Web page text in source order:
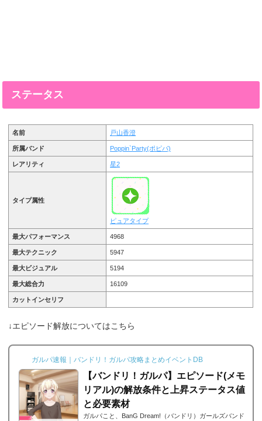
ステータス
名前 戸山香澄
所属バンド Poppin`Party(ポピパ)
レアリティ 星2
タイプ属性
ピュアタイプ
最大パフォーマンス 4968
最大テクニック 5947
最大ビジュアル 5194
最大総合力 16109
カットインセリフ
↓エピソード解放についてはこちら
ガルパ速報｜バンドリ！ガルパ攻略まとめイベントDB
【バンドリ！ガルパ】エピソード(メモ
リアル)の解放条件と上昇ステータス値
と必要素材
ガルパこと、BanG Dream!（バンドリ）ガールズバンド